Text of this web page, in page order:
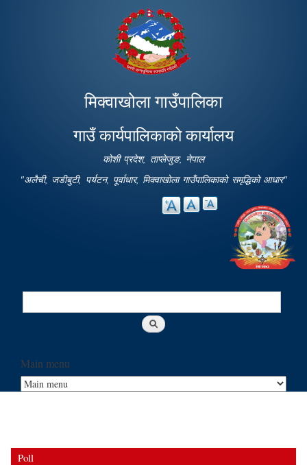
main
content
मिक्वाखोला गाउँपालिका
गाउँ कार्यपालिकाको कार्यालय
कोशी प्रदेश, ताप्लेजुङ, नेपाल
"अलैची, जडीबुटी, पर्यटन, पूर्वाधार, मिक्वाखोला गाउँपालिकाको समृद्धिको आधार"
Search
Main menu
Poll